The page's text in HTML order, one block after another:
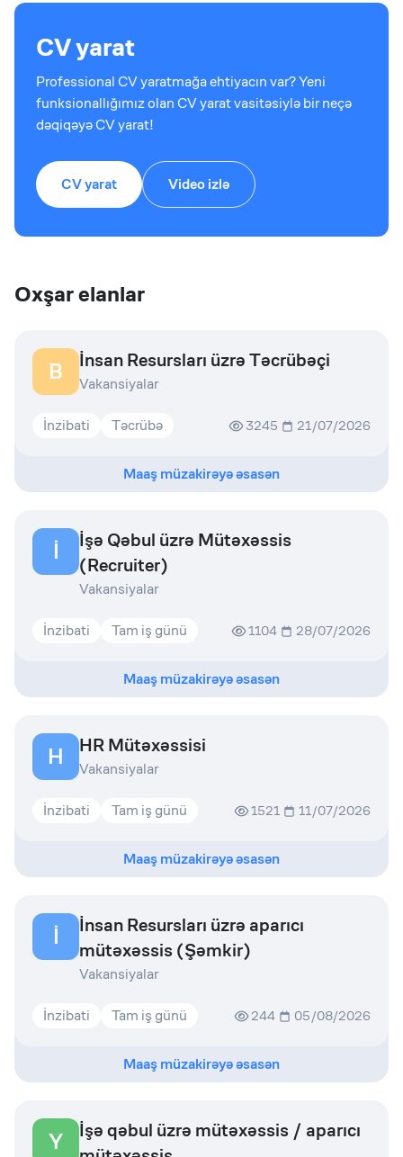
CV yarat
Professional CV yaratmağa ehtiyacın var? Yeni
funksionallığımız olan CV yarat vasitəsiylə bir neçə
dəqiqəyə CV yarat!
CV yarat Video izlə
Oxşar elanlar
B İnsan Resursları üzrə Təcrübəçi
Vakansiyalar
İnzibati Təcrübə 3245 21/07/2026
Maaş müzakirəyə əsasən
İ
İşə Qəbul üzrə Mütəxəssis
(Recruiter)
Vakansiyalar
İnzibati Tam iş günü 1104 28/07/2026
Maaş müzakirəyə əsasən
H HR Mütəxəssisi
Vakansiyalar
İnzibati Tam iş günü 1521 11/07/2026
Maaş müzakirəyə əsasən
İ
İnsan Resursları üzrə aparıcı
mütəxəssis (Şəmkir)
Vakansiyalar
İnzibati Tam iş günü 244 05/08/2026
Maaş müzakirəyə əsasən
Y
İşə qəbul üzrə mütəxəssis / aparıcı